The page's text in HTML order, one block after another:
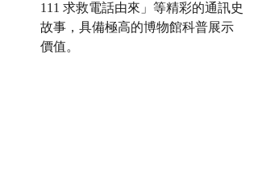
111 求救電話由來」等精彩的通訊史
故事，具備極高的博物館科普展示
價值。